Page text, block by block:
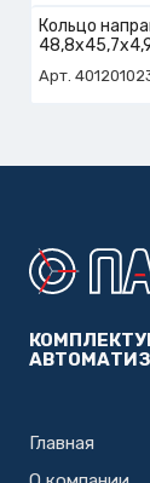
Кольцо
Арт.
Главная